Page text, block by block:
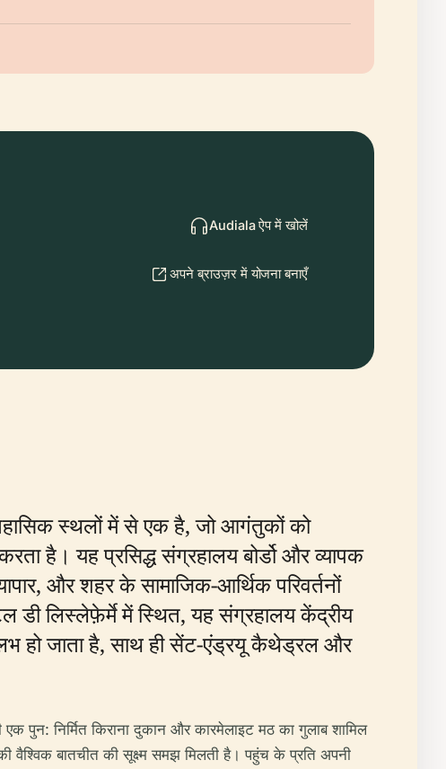
Audiala ऐप में खोलें
अपने ब्राउज़र में योजना बनाएँ
स्थलों में से एक है, जो आगंतुकों को
है। यह प्रसिद्ध संग्रहालय बोर्डो और व्यापक
और शहर के सामाजिक-आर्थिक परिवर्तनों
डी लिस्लेफ़ेर्मे में स्थित, यह संग्रहालय केंद्रीय
हो जाता है, साथ ही सेंट-एंड्रयू कैथेड्रल और
निर्मित किराना दुकान और कारमेलाइट मठ का गुलाब शामिल
वैश्विक बातचीत की सूक्ष्म समझ मिलती है। पहुंच के प्रति अपनी